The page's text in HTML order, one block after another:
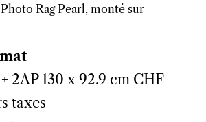
Rag Pearl, monté sur
2AP 130 x 92.9 cm CHF
taxes